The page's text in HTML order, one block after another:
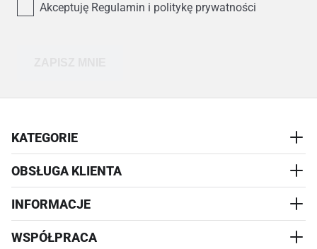
Akceptuję Regulamin i politykę prywatności
KATEGORIE
AKCESORIA
WYPRZEDAŻ
OBSŁUGA KLIENTA
REALIZACJA I WYSYŁKA
WYMIANA
INFORMACJE
KONTAKT
WSPÓŁPRACA